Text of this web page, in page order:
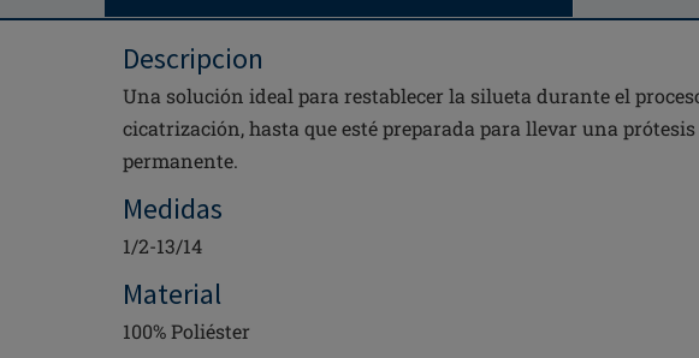
Descripcion
Una solución ideal para restablecer la silueta durante el
cicatrización, hasta que esté preparada para llevar una
permanente.
Medidas
1/2-13/14
Material
100% Poliéster